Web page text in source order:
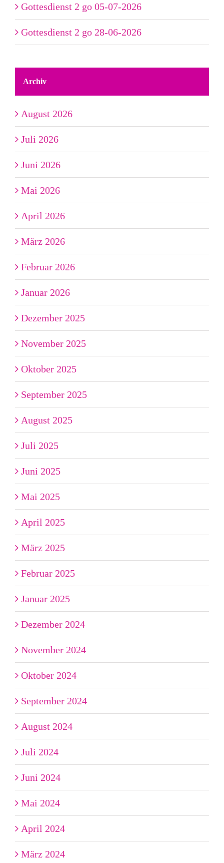
Gottesdienst 2 go 05-07-2026
Gottesdienst 2 go 28-06-2026
Archiv
August 2026
Juli 2026
Juni 2026
Mai 2026
April 2026
März 2026
Februar 2026
Januar 2026
Dezember 2025
November 2025
Oktober 2025
September 2025
August 2025
Juli 2025
Juni 2025
Mai 2025
April 2025
März 2025
Februar 2025
Januar 2025
Dezember 2024
November 2024
Oktober 2024
September 2024
August 2024
Juli 2024
Juni 2024
Mai 2024
April 2024
März 2024